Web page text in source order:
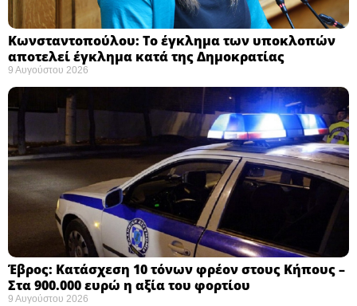
Κωνσταντοπούλου: Το έγκλημα των υποκλοπών
αποτελεί έγκλημα κατά της Δημοκρατίας ​
9 Αυγούστου 2026
Έβρος: Κατάσχεση 10 τόνων φρέον στους Κήπους –
Στα 900.000 ευρώ η αξία του φορτίου ​
9 Αυγούστου 2026